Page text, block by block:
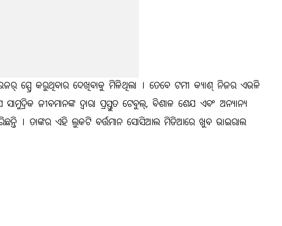
ସ୍ପ୍ରେ କରୁଥିବାର ଦେଖିବାକୁ ମିଳିଥିଲା । ତେବେ ଟମୀ କ୍ୟାଶ୍ ନିଜର ଏଭଳି
ଜୀବମାନଙ୍କ ଦ୍ୱାରା ପ୍ରସ୍ତୁତ ଟେବୁଲ୍, ବିଶାଳ ଶେଯ ଏବଂ ଅନ୍ୟାନ୍ୟ
। ତାଙ୍କର ଏହି ଲୁକଟି ବର୍ତ୍ତମାନ ସୋସିଆଲ ମିଡିଆରେ ଖୁବ ଭାଇରାଲ